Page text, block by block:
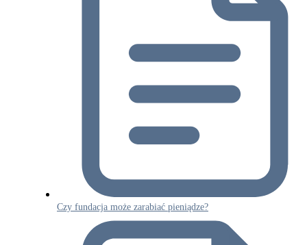
Czy fundacja może zarabiać pieniądze?